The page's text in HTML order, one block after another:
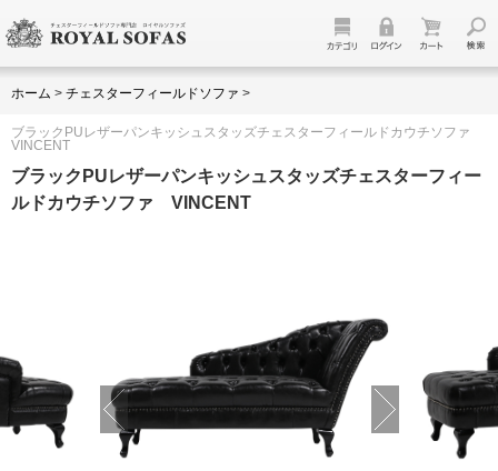
ホーム > チェスターフィールドソファ >
ブラックPUレザーパンキッシュスタッズチェスターフィールドカウチソファ
VINCENT
ブラックPUレザーパンキッシュスタッズチェスターフィー
ルドカウチソファ VINCENT